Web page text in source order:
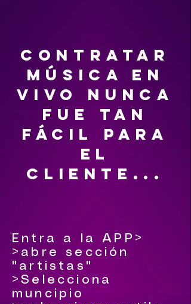
contratar
música en
vivo nunca
fue tan
fácil para
el
cliente...
Entra a la APP>
>abre sección
"artistas"
>Selecciona
muncipio